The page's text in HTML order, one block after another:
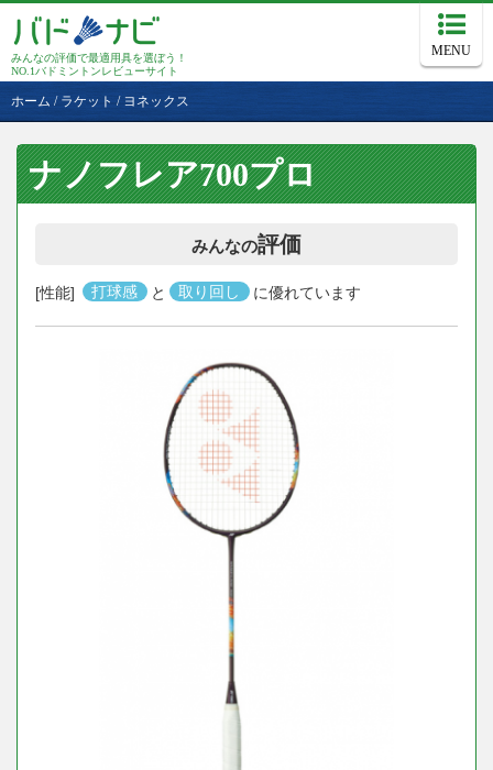
みんなの評価で最適用具を選ぼう！
NO.1バドミントンレビューサイト
MENU
ホーム / ラケット / ヨネックス
ナノフレア700プロ
みんなの評価
[性能] 打球感 と 取り回し に優れています